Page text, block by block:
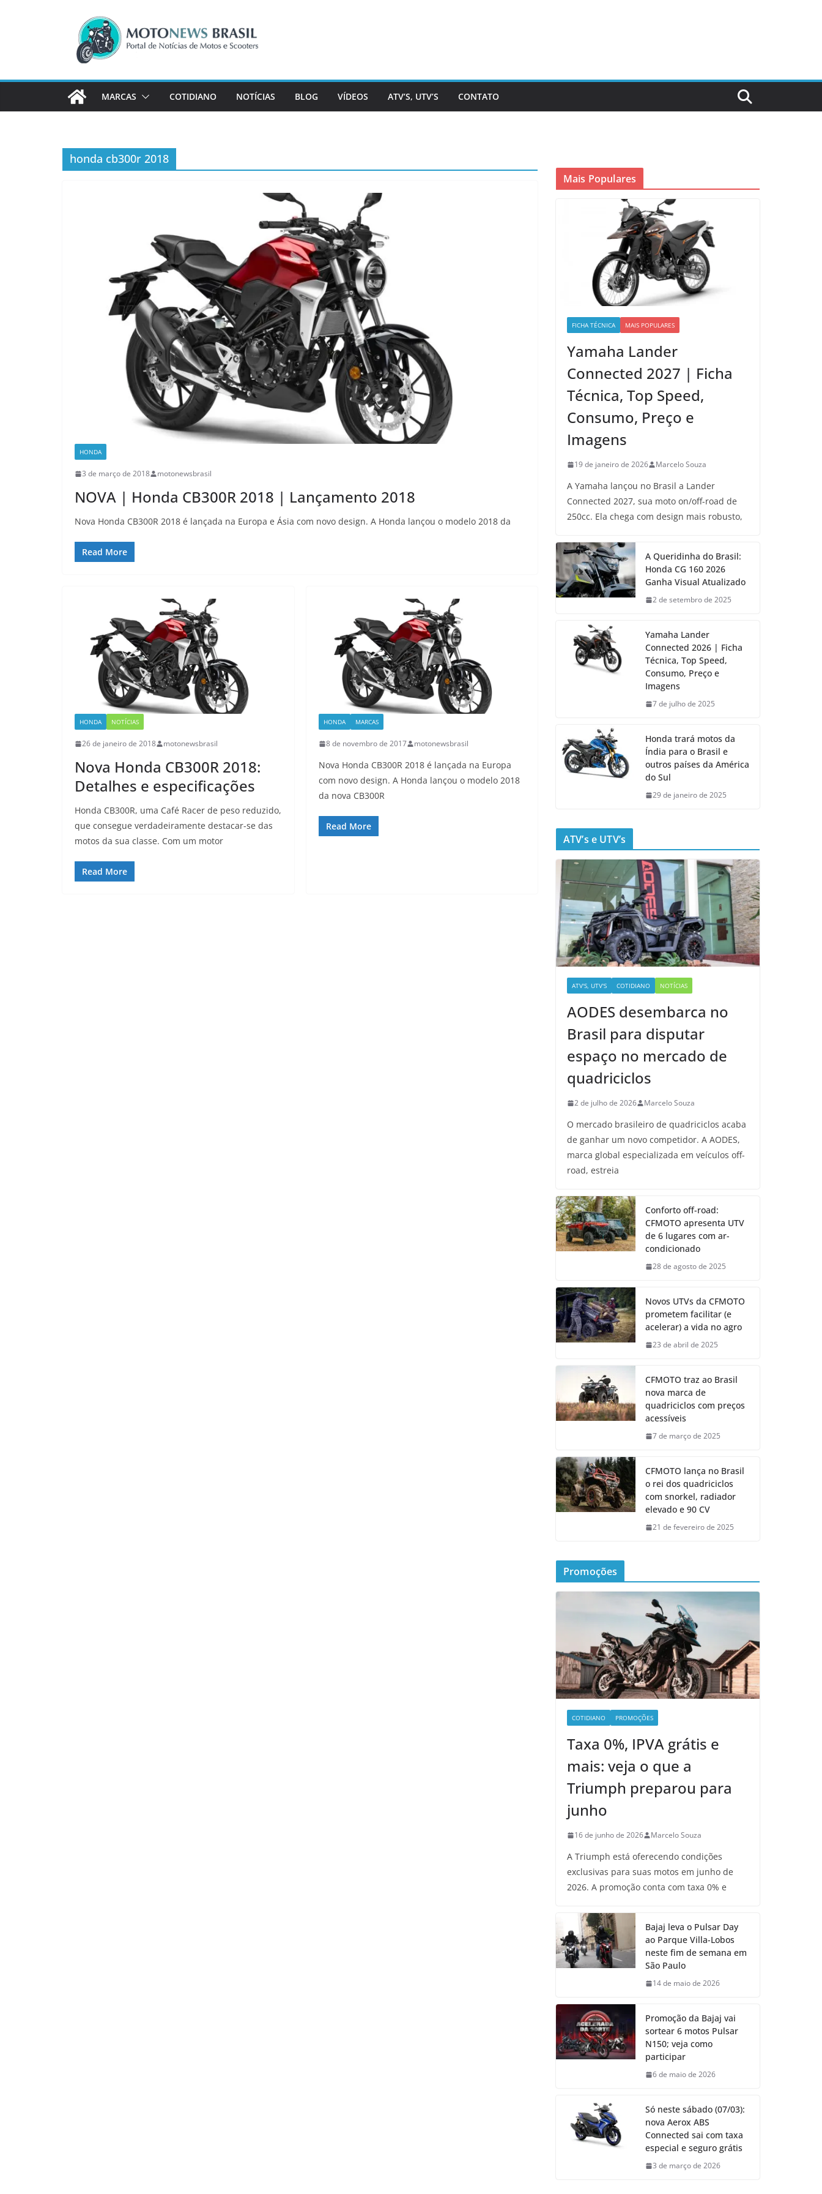
MARCAS COTIDIANO NOTÍCIAS BLOG VÍDEOS ATV’S, UTV’S CONTATO
honda cb300r 2018
HONDA
3 de março de 2018 motonewsbrasil
NOVA | Honda CB300R 2018 | Lançamento 2018
Nova Honda CB300R 2018 é lançada na Europa e Ásia com novo design. A Honda lançou o modelo 2018 da
Read More
HONDA NOTÍCIAS
26 de janeiro de 2018 motonewsbrasil
Nova Honda CB300R 2018:
Detalhes e especificações
Honda CB300R, uma Café Racer de peso reduzido,
que consegue verdadeiramente destacar-se das
motos da sua classe. Com um motor
Read More
HONDA MARCAS
8 de novembro de 2017 motonewsbrasil
Nova Honda CB300R 2018 é lançada na Europa
com novo design. A Honda lançou o modelo 2018
da nova CB300R
Read More
Mais Populares
FICHA TÉCNICA MAIS POPULARES
Yamaha Lander
Connected 2027 | Ficha
Técnica, Top Speed,
Consumo, Preço e
Imagens
19 de janeiro de 2026 Marcelo Souza
A Yamaha lançou no Brasil a Lander
Connected 2027, sua moto on/off-road de
250cc. Ela chega com design mais robusto,
A Queridinha do Brasil:
Honda CG 160 2026
Ganha Visual Atualizado
2 de setembro de 2025
Yamaha Lander
Connected 2026 | Ficha
Técnica, Top Speed,
Consumo, Preço e
Imagens
7 de julho de 2025
Honda trará motos da
Índia para o Brasil e
outros países da América
do Sul
29 de janeiro de 2025
ATV’s e UTV’s
ATV'S, UTV'S COTIDIANO NOTÍCIAS
AODES desembarca no
Brasil para disputar
espaço no mercado de
quadriciclos
2 de julho de 2026 Marcelo Souza
O mercado brasileiro de quadriciclos acaba
de ganhar um novo competidor. A AODES,
marca global especializada em veículos off-
road, estreia
Conforto off-road:
CFMOTO apresenta UTV
de 6 lugares com ar-
condicionado
28 de agosto de 2025
Novos UTVs da CFMOTO
prometem facilitar (e
acelerar) a vida no agro
23 de abril de 2025
CFMOTO traz ao Brasil
nova marca de
quadriciclos com preços
acessíveis
7 de março de 2025
CFMOTO lança no Brasil
o rei dos quadriciclos
com snorkel, radiador
elevado e 90 CV
21 de fevereiro de 2025
Promoções
COTIDIANO PROMOÇÕES
Taxa 0%, IPVA grátis e
mais: veja o que a
Triumph preparou para
junho
16 de junho de 2026 Marcelo Souza
A Triumph está oferecendo condições
exclusivas para suas motos em junho de
2026. A promoção conta com taxa 0% e
Bajaj leva o Pulsar Day
ao Parque Villa-Lobos
neste fim de semana em
São Paulo
14 de maio de 2026
Promoção da Bajaj vai
sortear 6 motos Pulsar
N150; veja como
participar
6 de maio de 2026
Só neste sábado (07/03):
nova Aerox ABS
Connected sai com taxa
especial e seguro grátis
3 de março de 2026